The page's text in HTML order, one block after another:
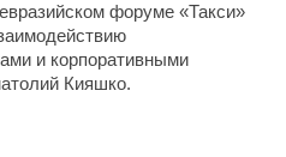
форуме «Такси»
и корпоративными
Кияшко.